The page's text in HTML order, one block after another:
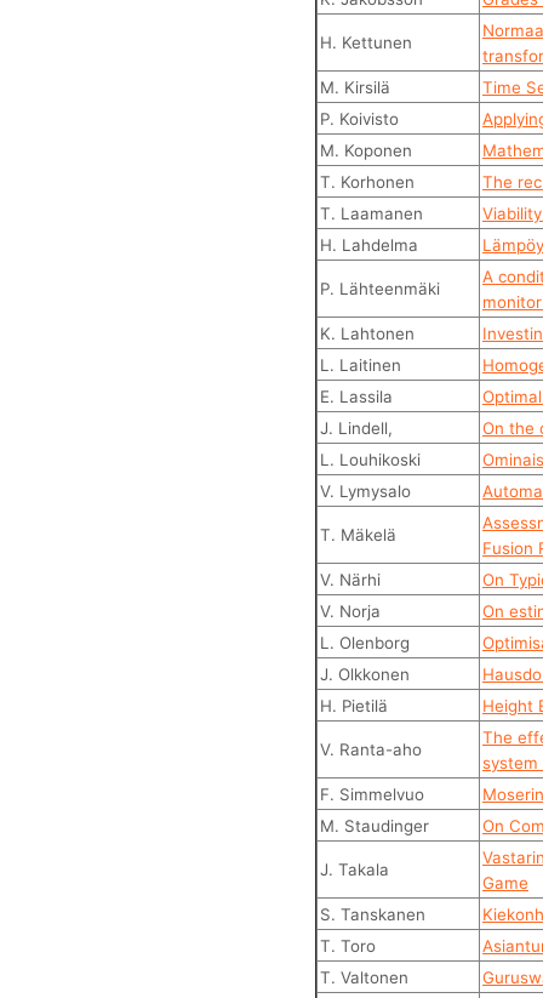
H. Kettunen
M. Kirsilä
Time
P. Koivisto
M. Koponen
T. Korhonen
The
T. Laamanen
H. Lahdelma
P. Lähteenmäki
A
K. Lahtonen
L. Laitinen
E. Lassila
J. Lindell,
On the
L. Louhikoski
V. Lymysalo
T. Mäkelä
Fusion
V. Närhi
On
V. Norja
On
L. Olenborg
J. Olkkonen
H. Pietilä
Height
V. Ranta-aho
The
system
F. Simmelvuo
M. Staudinger
On
J. Takala
Game
S. Tanskanen
T. Toro
T. Valtonen